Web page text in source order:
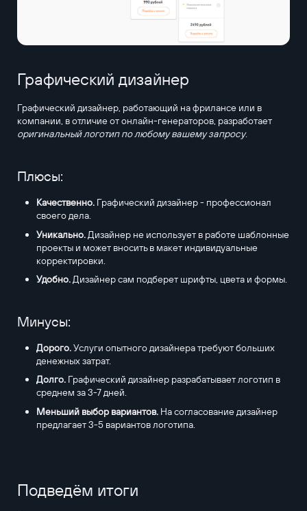
Графический дизайнер
Графический дизайнер, работающий на фрилансе или в
компании, в отличие от онлайн-генераторов, разработает
оригинальный логотип по любому вашему запросу.
Плюсы:
Качественно. Графический дизайнер - профессионал
своего дела.
Уникально.Дизайнер не использует в работе шаблонные
проекты и может вносить в макет индивидуальные
корректировки.
Удобно.Дизайнер сам подберет шрифты, цвета и формы.
Минусы:
Дорого.Услуги опытного дизайнера требуют больших
денежных затрат.
Долго. Графический дизайнер разрабатывает логотип в
среднем за 3-7 дней.
Меньший выбор вариантов. На согласование дизайнер
предлагает 3-5 вариантов логотипа.
Подведём итоги